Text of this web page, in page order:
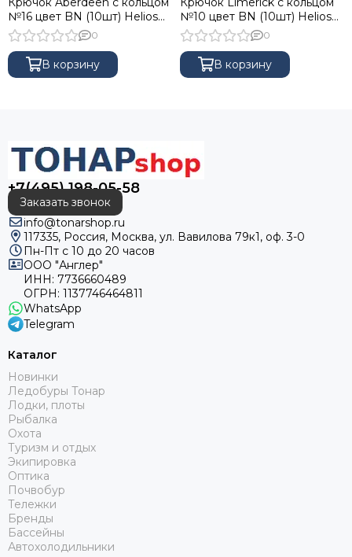
№16 цвет BN (10шт) Helios
(HS-AB-BN-9968-16)
0
В корзину
№10 цвет BN (10шт) Helios
(HS-LIM-BN-9980-10)
0
В корзину
+7(495) 198-05-58
Заказать звонок
info@tonarshop.ru
117335, Россия, Москва, ул. Вавилова 79к1, оф. 3-0
Пн-Пт с 10 до 20 часов
ООО "Англер"
ИНН: 7736660489
ОГРН: 1137746464811
WhatsApp
Telegram
Каталог
Новинки
Ледобуры Тонар
Лодки, плоты
Рыбалка
Охота
Туризм и отдых
Экипировка
Оптика
Почвобур
Тележки
Бренды
Бассейны
Автохолодильники